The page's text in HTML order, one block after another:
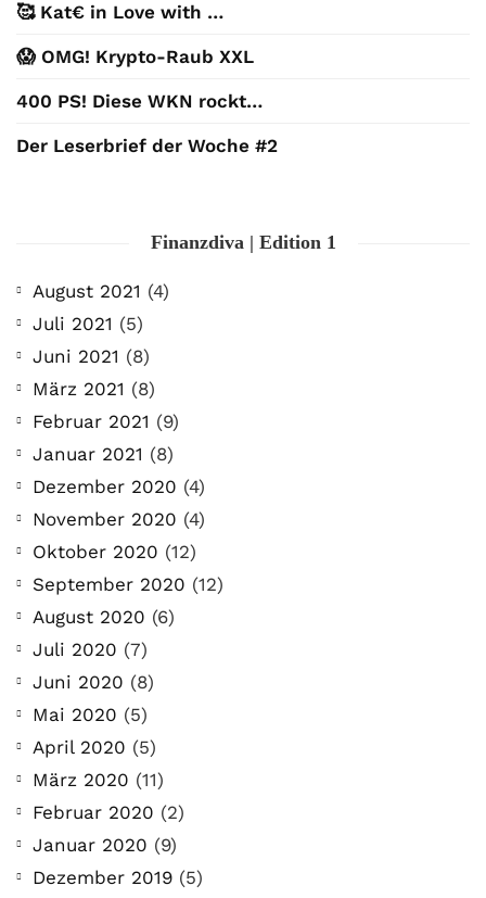
🥰 Kat€ in Love with …
😱 OMG! Krypto-Raub XXL
400 PS! Diese WKN rockt…
Der Leserbrief der Woche #2
Finanzdiva | Edition 1
August 2021 (4)
Juli 2021 (5)
Juni 2021 (8)
März 2021 (8)
Februar 2021 (9)
Januar 2021 (8)
Dezember 2020 (4)
November 2020 (4)
Oktober 2020 (12)
September 2020 (12)
August 2020 (6)
Juli 2020 (7)
Juni 2020 (8)
Mai 2020 (5)
April 2020 (5)
März 2020 (11)
Februar 2020 (2)
Januar 2020 (9)
Dezember 2019 (5)